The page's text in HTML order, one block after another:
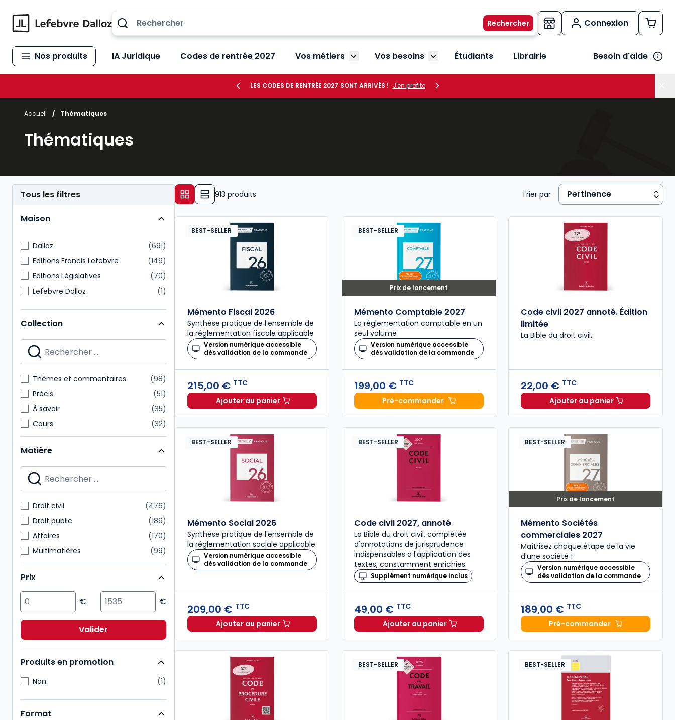
Connexion
Nos produits IA Juridique Codes de rentrée 2027 Vos métiers Afficher le sous-menu Vos métiers
Vos besoins Afficher le sous-menu Vos besoins
Étudiants Librairie Besoin d'aide
LES CODES DE RENTRÉE 2027 SONT ARRIVÉS ! J'en profite
Accueil / Thématiques
Thématiques
Tous les filtres
Maison
Dalloz
691
Editions Francis Lefebvre
149
Editions Législatives
70
Lefebvre Dalloz
1
Collection
Thèmes et commentaires
98
Précis
51
À savoir
35
Cours
32
Codes Dalloz Professionnels
29
Mémentos
28
Nouvelle Bibliothèque de Thèses
28
Dalloz Action
Matière
Droit civil
476
Droit public
189
Affaires
170
Multimatières
99
Social
99
Sciences politiques et sociales
98
92
Fiscal
85
Immobilier
54
Prix
Valider
Produits en promotion
Non 1
Format
913 produits Trier par
BEST-SELLER
Mémento Fiscal 2026
Synthèse pratique de l’ensemble de
la réglementation fiscale applicable
Version numérique accessible
dès validation de la commande
215,00 € TTC
Ajouter au panierMémento Fiscal 2026 à 215,00 € TTC
Prix de lancement
BEST-SELLER
Mémento Comptable 2027
La réglementation comptable en un
seul volume
Version numérique accessible
dès validation de la commande
199,00 € TTC
Pré-commanderMémento Comptable 2027 à 199,00 € TTC
Code civil 2027 annoté. Édition
limitée
La Bible du droit civil.
22,00 € TTC
Ajouter au panierCode civil 2027 annoté.
BEST-SELLER
Mémento Social 2026
Synthèse pratique de l'ensemble de
la réglementation sociale applicable
Version numérique accessible
dès validation de la commande
209,00 € TTC
Ajouter au panierMémento Social 2026 à 209,00 € TTC
BEST-SELLER
Code civil 2027, annoté
La Bible du droit civil, complétée
d'annotations de jurisprudence
indispensables à l'application des
textes, constamment enrichies.
Supplément numérique inclus
49,00 € TTC
Ajouter au panierCode civil 2027, annoté à 49,00 € TTC
Prix de lancement
BEST-SELLER
Mémento Sociétés
commerciales 2027
Maîtrisez chaque étape de la vie
d'une société !
Version numérique accessible
dès validation de la commande
189,00 € TTC
Pré-commanderMémento Sociétés
BEST-SELLER BEST-SELLER